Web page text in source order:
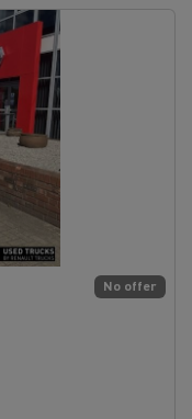
No offer